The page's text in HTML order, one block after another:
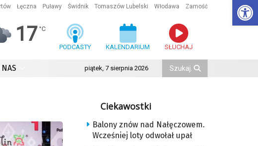
Łęczna Puławy Świdnik Tomaszów Lubelski Włodawa Zamość
17 °C
PODCASTY KALENDARIUM SŁUCHAJ
NAS piątek, 7 sierpnia 2026
Ciekawostki
Balony znów nad Nałęczowem.
Wcześniej loty odwołał upał